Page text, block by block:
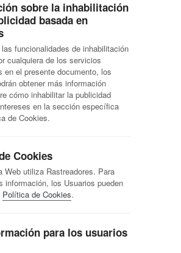
sobre la inhabilitación
basada en
funcionalidades de inhabilitación
cualquiera de los servicios
en el presente documento, los
obtener más información
cómo inhabilitar la publicidad
en la sección específica
de Cookies.
Cookies
Web utiliza Rastreadores. Para
información, los Usuarios pueden
Política de Cookies.
para los usuarios